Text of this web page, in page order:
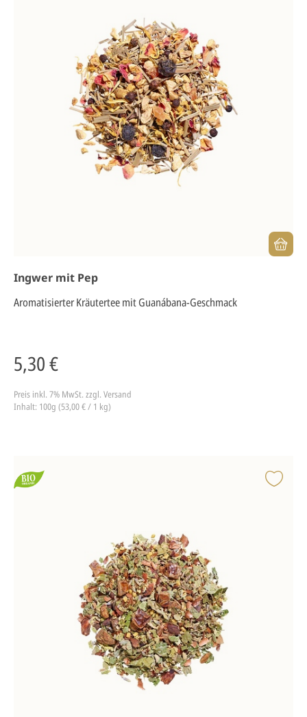
Ingwer mit Pep
Aromatisierter Kräutertee mit Guanábana-Geschmack
5,30 €
Preis inkl. 7% MwSt. zzgl. Versand
Inhalt: 100g (53,00 € / 1 kg)